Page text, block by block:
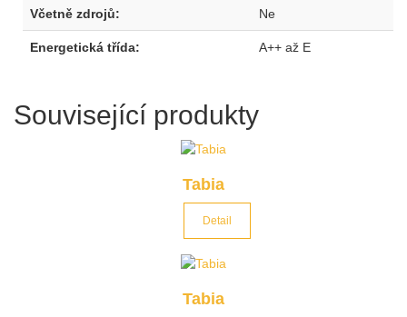
Včetně zdrojů: Ne
Energetická třída: A++ až E
Související produkty
Tabia
Detail
Tabia